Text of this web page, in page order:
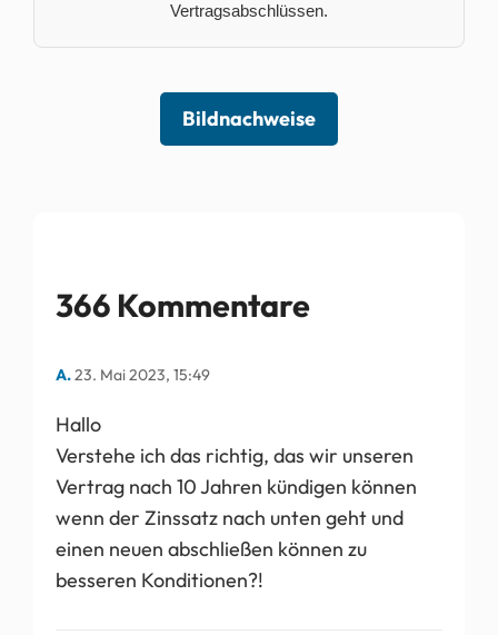
Vertragsabschlüssen.
Bildnachweise
366 Kommentare
A.23. Mai 2023, 15:49
Hallo
Verstehe ich das richtig, das wir unseren
Vertrag nach 10 Jahren kündigen können
wenn der Zinssatz nach unten geht und
einen neuen abschließen können zu
besseren Konditionen?!